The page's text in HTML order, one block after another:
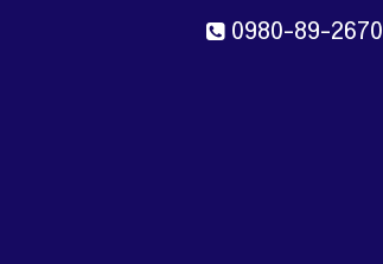
0980-89-2670